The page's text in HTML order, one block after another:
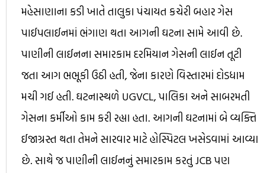
મહેસાણાના કડી ખાતે તાલુકા પંચાયત કચેરી બહાર ગેસ
પાઈપલાઈનમાં ભંગાણ થતા આગની ઘટના સામે આવી છે.
પાણીની લાઈનના સમારકામ દરમિયાન ગેસની લાઈન તૂટી
જતા આગ ભભૂકી ઉઠી હતી, જેના કારણે વિસ્તારમાં દોડધામ
મચી ગઈ હતી. ઘટનાસ્થળે UGVCL, પાલિકા અને સાબરમતી
ગેસના કર્મીઓ કામ કરી રહ્યા હતા. આગની ઘટનામાં બે વ્યક્તિ
ઈજાગ્રસ્ત થતા તેમને સારવાર માટે હોસ્પિટલ ખસેડવામાં આવ્યા
છે. સાથે જ પાણીની લાઈનનું સમારકામ કરતું JCB પણ